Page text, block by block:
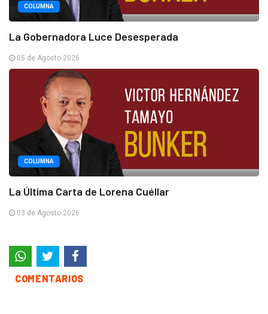
COLUMNA
La Gobernadora Luce Desesperada
05 de Agosto 2026
COLUMNA
La Última Carta de Lorena Cuéllar
03 de Agosto 2026
COMENTARIOS